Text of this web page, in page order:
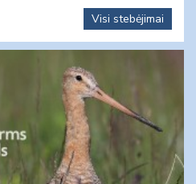
Visi stebėjimai